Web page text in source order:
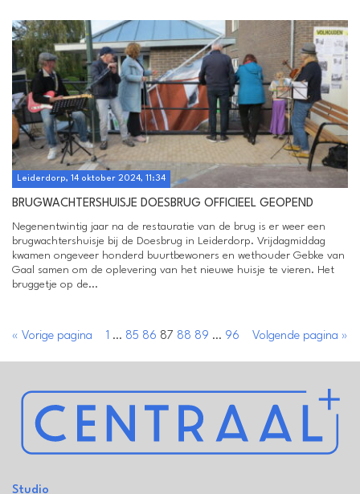
Leiderdorp, 14 oktober 2024, 11:34
BRUGWACHTERSHUISJE DOESBRUG OFFICIEEL GEOPEND
Negenentwintig jaar na de restauratie van de brug is er weer een
brugwachtershuisje bij de Doesbrug in Leiderdorp. Vrijdagmiddag
kwamen ongeveer honderd buurtbewoners en wethouder Gebke van
Gaal samen om de oplevering van het nieuwe huisje te vieren. Het
bruggetje op de...
« Vorige pagina 1 … 85 86 87 88 89 … 96 Volgende pagina »
Studio